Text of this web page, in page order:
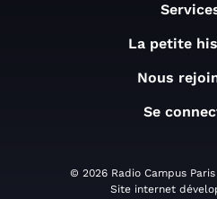
La petite
Nous
Se
© 2026 Radio Campus
Site internet